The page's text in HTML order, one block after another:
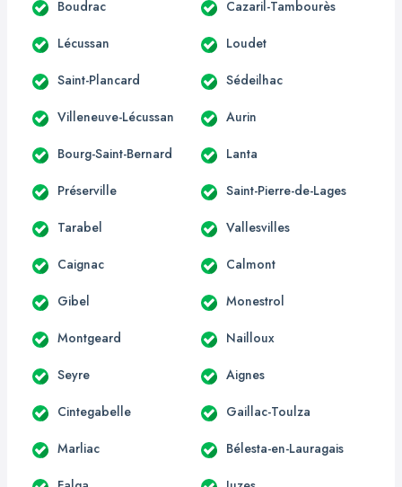
Boudrac Cazaril-Tambourès
Lécussan Loudet
Saint-Plancard Sédeilhac
Villeneuve-Lécussan Aurin
Bourg-Saint-Bernard Lanta
Préserville Saint-Pierre-de-Lages
Tarabel Vallesvilles
Caignac Calmont
Gibel Monestrol
Montgeard Nailloux
Seyre Aignes
Cintegabelle Gaillac-Toulza
Marliac Bélesta-en-Lauragais